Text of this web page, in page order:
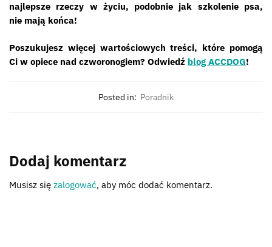
najlepsze rzeczy w życiu, podobnie jak szkolenie psa,
nie mają końca!
Poszukujesz więcej wartościowych treści, które pomogą
Ci w opiece nad czworonogiem? Odwiedź blog ACCDOG!
Posted in: Poradnik
Dodaj komentarz
Musisz się zalogować, aby móc dodać komentarz.